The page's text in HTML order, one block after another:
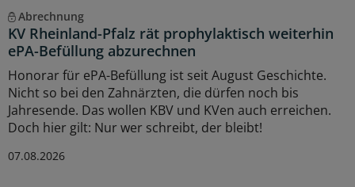
Abrechnung
KV Rheinland-Pfalz rät prophylaktisch weiterhin
ePA-Befüllung abzurechnen
Honorar für ePA-Befüllung ist seit August Geschichte.
Nicht so bei den Zahnärzten, die dürfen noch bis
Jahresende. Das wollen KBV und KVen auch erreichen.
Doch hier gilt: Nur wer schreibt, der bleibt!
07.08.2026